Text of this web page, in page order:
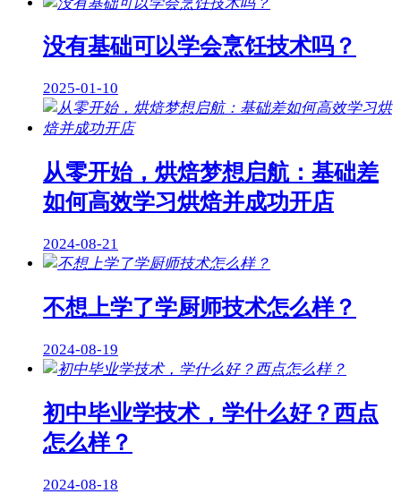
没有基础可以学会烹饪技术吗？
2025-01-10
从零开始，烘焙梦想启航：基础差
如何高效学习烘焙并成功开店
2024-08-21
不想上学了学厨师技术怎么样？
2024-08-19
初中毕业学技术，学什么好？西点
怎么样？
2024-08-18